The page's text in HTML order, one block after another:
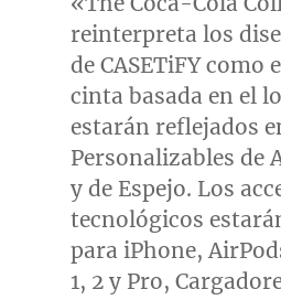
reinterpreta los
de CASETiFY como
cinta basada en el
estarán reflejados
Personalizables de
y de Espejo. Los
tecnológicos
para iPhone,
1, 2 y Pro,